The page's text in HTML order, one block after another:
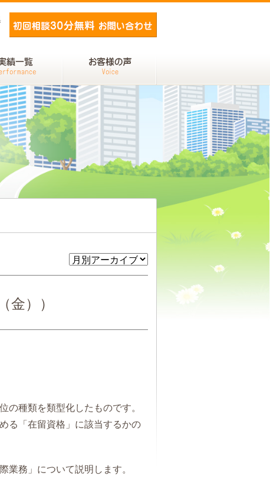
金））
の種類を類型化したものです。
る「在留資格」に該当するかの
業務」について説明します。